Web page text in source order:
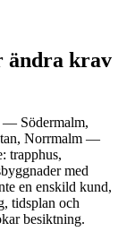
ändra krav
— Södermalm,
Norrmalm —
trapphus,
med
en enskild kund,
tidsplan och
besiktning.